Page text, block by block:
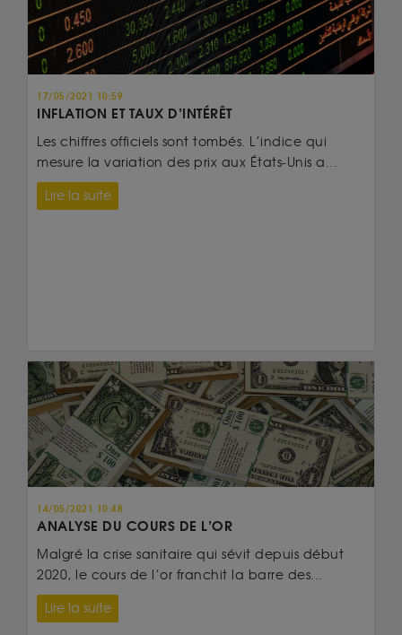
17/05/2021 10:59
INFLATION ET TAUX D’INTÉRÊT
Les chiffres officiels sont tombés. L’indice qui
mesure la variation des prix aux États-Unis a...
Lire la suite
14/05/2021 10:48
ANALYSE DU COURS DE L’OR
Malgré la crise sanitaire qui sévit depuis début
2020, le cours de l’or franchit la barre des...
Lire la suite